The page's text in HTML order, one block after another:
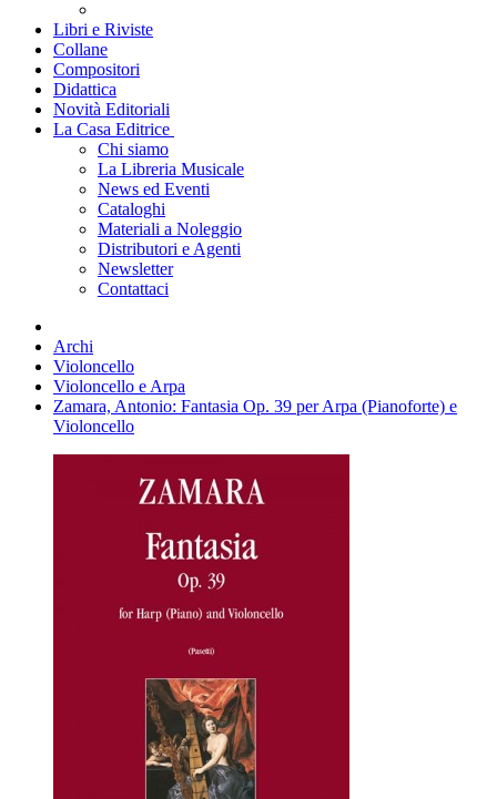
Libri e Riviste
Collane
Compositori
Didattica
Novità Editoriali
La Casa Editrice
Chi siamo
La Libreria Musicale
News ed Eventi
Cataloghi
Materiali a Noleggio
Distributori e Agenti
Newsletter
Contattaci
Archi
Violoncello
Violoncello e Arpa
Zamara, Antonio: Fantasia Op. 39 per Arpa (Pianoforte) e
Violoncello